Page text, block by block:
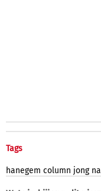
Tags
hanegem column jong